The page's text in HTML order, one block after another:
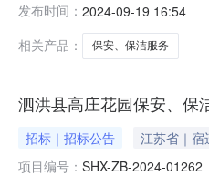
息服务范围：泗洪县
五、公告期限自本
发布时间： 2024-09-19 16:54
相关产品：
保安、保洁服务
泗洪县高庄花园保安、保
招标｜招标公告 江苏省｜宿
项目编号： SHX-ZB-2024-01262